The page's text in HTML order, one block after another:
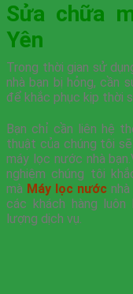
Sửa chữa
Yên
Trong thời gian sử
nhà bạn bị hỏng, cần
để khắc phục kịp thời
Bạn chỉ cần liên hệ
thuật của chúng tôi
máy lọc nước nhà
nghiệm chúng tôi
mà Máy lọc nước
các khách hàng
lượng dịch vụ.